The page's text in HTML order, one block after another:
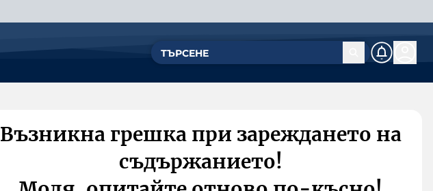
Възникна грешка при зареждането на
съдържанието!